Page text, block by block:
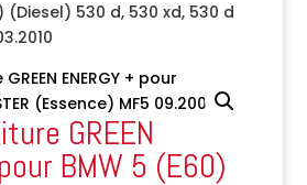
(Diesel) 530 d, 530 xd, 530 d
GREEN
BMW 5 (E60)